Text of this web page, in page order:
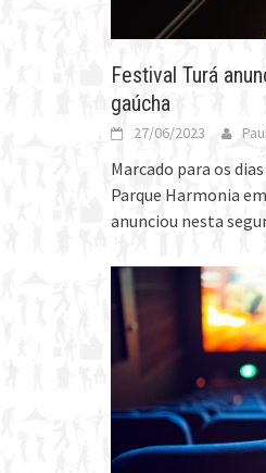
Festival Turá
gaúcha
27/06/2023
Marcado para os
Parque Harmonia
anunciou nesta